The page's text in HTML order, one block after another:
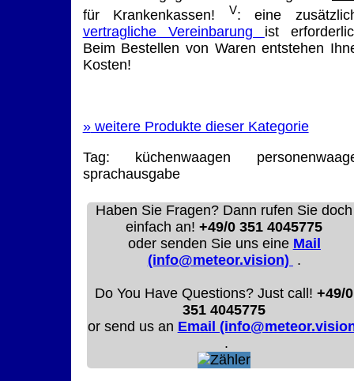
für Krankenkassen!
V: eine
vertragliche Vereinbarung ist
Beim Bestellen von Waren entstehen
Kosten!
»weitere Produkte dieser Kategorie
Tag:
küchenwaagen
sprachausgabe
Haben Sie Fragen? Dann rufen Sie doch
einfach an!+49/0 351 4045775
oder senden Sie uns eine Mail
(info@meteor.vision) .
Do You Have Questions? Just call!+49/0
351 4045775
or send us an Email
.